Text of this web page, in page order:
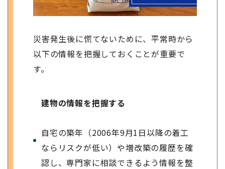
災害発生後に慌てないために、平常時から
以下の情報を把握しておくことが重要で
す。
建物の情報を把握する
自宅の築年（2006年9月1日以降の着工
ならリスクが低い）や増改築の履歴を確
認し、専門家に相談できるよう情報を整